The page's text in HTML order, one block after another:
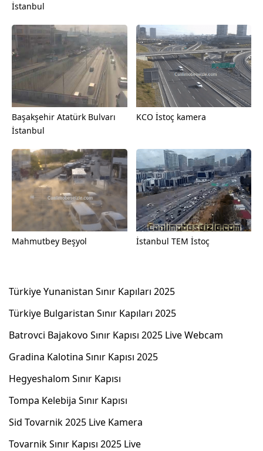
İstanbul
Başakşehir Atatürk Bulvarı
İstanbul
KCO İstoç kamera
Mahmutbey Beşyol İstanbul TEM İstoç
Türkiye Yunanistan Sınır Kapıları 2025
Türkiye Bulgaristan Sınır Kapıları 2025
Batrovci Bajakovo Sınır Kapısı 2025 Live Webcam
Gradina Kalotina Sınır Kapısı 2025
Hegyeshalom Sınır Kapısı
Tompa Kelebija Sınır Kapısı
Sid Tovarnik 2025 Live Kamera
Tovarnik Sınır Kapısı 2025 Live